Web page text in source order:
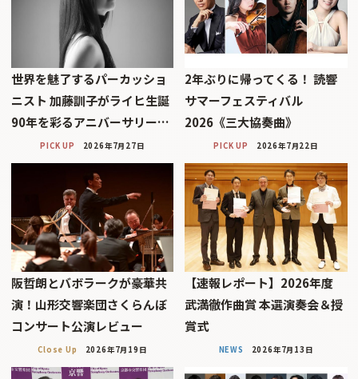
世界を魅了するパーカッショ
ニスト 加藤訓子がライヒ生誕
90年を彩るアニバーサリー…
PICK UP 2026年7月27日
2年ぶりに帰ってくる！ 読響
サマーフェスティバル
2026《三大協奏曲》
PICK UP 2026年7月22日
阪哲朗とバボラークが豪華共
演！山形交響楽団さくらんぼ
コンサート公演レビュー
Close Up 2026年7月19日
【速報レポート】2026年度
武満徹作曲賞 本選演奏会＆授
賞式
NEWS 2026年7月13日